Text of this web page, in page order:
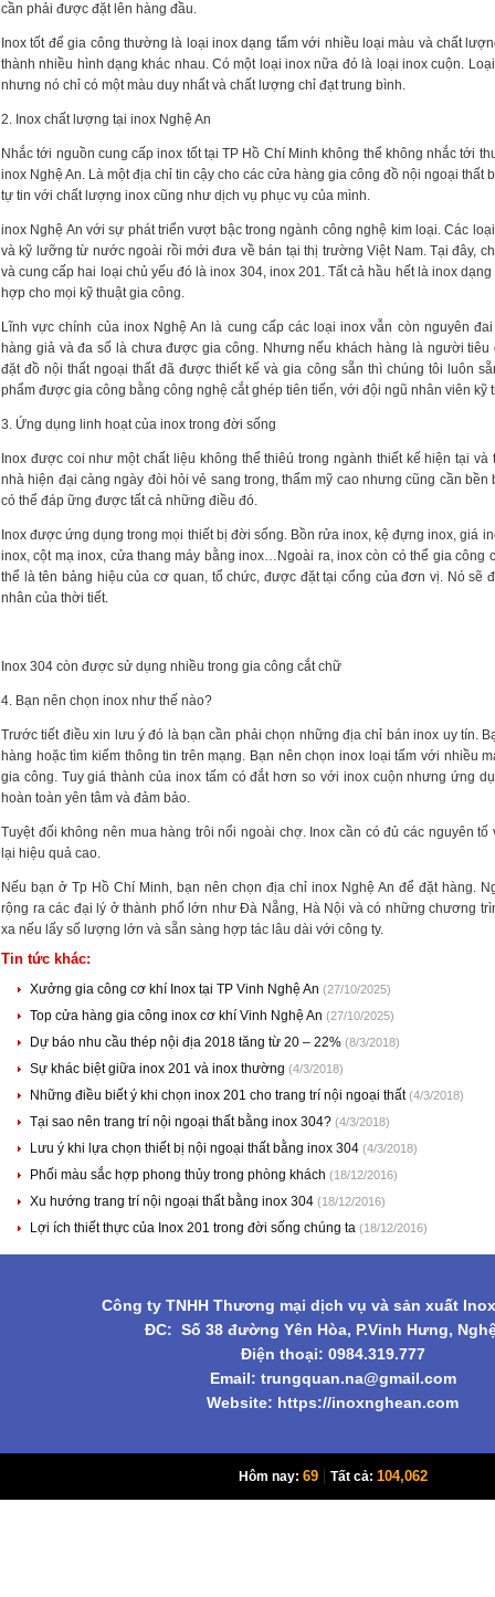
cần phải được đặt lên hàng đầu.
Inox tốt để gia công thường là loại inox dạng tấm với nhiều loại màu và chất
thành nhiều hình dạng khác nhau. Có một loại inox nữa đó là loại inox cuộn.
nhưng nó chỉ có một màu duy nhất và chất lượng chỉ đạt trung bình.
2. Inox chất lượng tại inox Nghệ An
Nhắc tới nguồn cung cấp inox tốt tại TP Hồ Chí Minh không thể không nhắc tới
inox Nghệ An. Là một địa chỉ tin cậy cho các cửa hàng gia công đồ nội ngoại thất
tự tin với chất lượng inox cũng như dịch vụ phục vụ của mình.
inox Nghệ An với sự phát triển vượt bậc trong ngành công nghệ kim loại. Các
và kỹ lưỡng từ nước ngoài rồi mới đưa về bán tại thị trường Việt Nam. Tại đây,
và cung cấp hai loại chủ yếu đó là inox 304, inox 201. Tất cả hầu hết là inox
hợp cho mọi kỹ thuật gia công.
Lĩnh vực chính của inox Nghệ An là cung cấp các loại inox vẫn còn nguyên
hàng giả và đa số là chưa được gia công. Nhưng nếu khách hàng là người tiêu
đặt đồ nội thất ngoại thất đã được thiết kế và gia công sẵn thì chúng tôi luôn
phẩm được gia công bằng công nghệ cắt ghép tiên tiến, với đội ngũ nhân viên kỹ
3. Ứng dụng linh hoạt của inox trong đời sống
Inox được coi như một chất liệu không thể thiêú trong ngành thiết kế hiện tại
nhà hiện đại càng ngày đòi hỏi vẻ sang trong, thẩm mỹ cao nhưng cũng cần
có thể đáp ững được tất cả những điều đó.
Inox được ứng dụng trong mọi thiết bị đời sống. Bồn rửa inox, kệ đựng inox, giá
inox, cột mạ inox, cửa thang máy bằng inox…Ngoài ra, inox còn có thể gia công
thể là tên bảng hiệu của cơ quan, tổ chức, được đặt tại cổng của đơn vị. Nó sẽ
nhân của thời tiết.
Inox 304 còn được sử dụng nhiều trong gia công cắt chữ
4. Bạn nên chọn inox như thế nào?
Trước tiết điều xin lưu ý đó là bạn cần phải chọn những địa chỉ bán inox uy tín.
hàng hoặc tìm kiếm thông tin trên mạng. Bạn nên chọn inox loại tấm với nhiều
gia công. Tuy giá thành của inox tấm có đắt hơn so với inox cuộn nhưng ứng
hoàn toàn yên tâm và đảm bảo.
Tuyệt đối không nên mua hàng trôi nổi ngoài chợ. Inox cần có đủ các nguyên
lại hiệu quả cao.
Nếu bạn ở Tp Hồ Chí Minh, bạn nên chọn địa chỉ inox Nghệ An để đặt hàng.
rộng ra các đại lý ở thành phố lớn như Đà Nẵng, Hà Nội và có những chương
xa nếu lấy số lượng lớn và sẵn sàng hợp tác lâu dài với công ty.
Tin tức khác:
Xưởng gia công cơ khí Inox tại TP Vinh Nghệ An (27/10/2025)
Top cửa hàng gia công inox cơ khí Vinh Nghệ An (27/10/2025)
Dự báo nhu cầu thép nội địa 2018 tăng từ 20 – 22% (8/3/2018)
Sự khác biệt giữa inox 201 và inox thường (4/3/2018)
Những điều biết ý khi chọn inox 201 cho trang trí nội ngoại thất(4/3/2018)
Tại sao nên trang trí nội ngoại thất bằng inox 304? (4/3/2018)
Lưu ý khi lựa chọn thiết bị nội ngoại thất bằng inox 304 (4/3/2018)
Phối màu sắc hợp phong thủy trong phòng khách (18/12/2016)
Xu hướng trang trí nội ngoại thất bằng inox 304 (18/12/2016)
Lợi ích thiết thực của Inox 201 trong đời sống chúng ta (18/12/2016)
Công ty TNHH Thương mại dịch vụ và sản xuất
ĐC: Số 38 đường Yên Hòa, P.Vinh Hưng,
Điện thoại: 0984.319.777
Email: trungquan.na@gmail.com
Website: https://inoxnghean.com
Hôm nay: 69| Tất cả: 104,062